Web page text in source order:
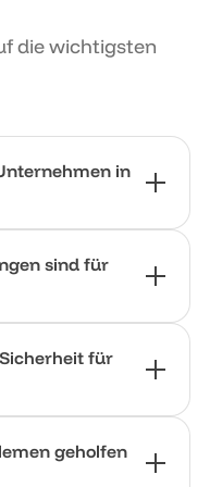
die wichtigsten
in
von Phishing,
Professionelle
Daten und
sind für
Faktor-
sinnvoll sind,
ab.
für
ab.
geholfen